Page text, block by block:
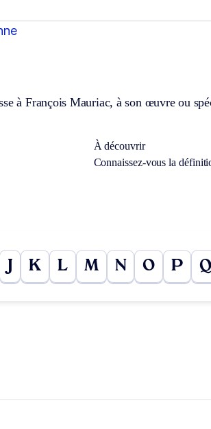
à François Mauriac, à son œuvre ou
À découvrir
Connaissez-vous la
K L M N O P Q